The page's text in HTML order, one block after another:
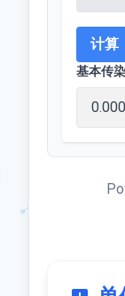
计算
基本传